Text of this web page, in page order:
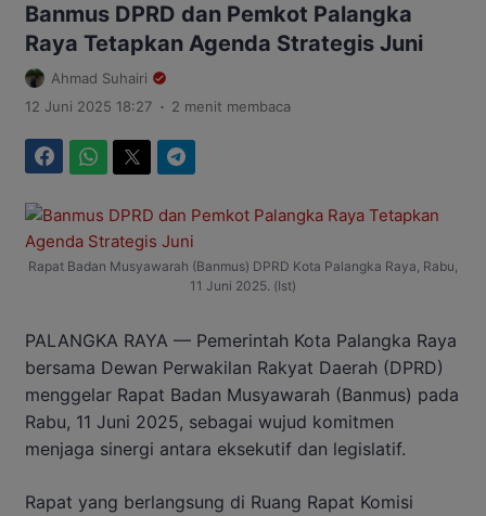
Banmus DPRD dan Pemkot Palangka
Raya Tetapkan Agenda Strategis Juni
Ahmad Suhairi
12 Juni 2025 18:27 . 2 menit membaca
Rapat Badan Musyawarah (Banmus) DPRD Kota Palangka Raya, Rabu,
11 Juni 2025. (Ist)
PALANGKA RAYA — Pemerintah Kota Palangka Raya
bersama Dewan Perwakilan Rakyat Daerah (DPRD)
menggelar Rapat Badan Musyawarah (Banmus) pada
Rabu, 11 Juni 2025, sebagai wujud komitmen
menjaga sinergi antara eksekutif dan legislatif.
Rapat yang berlangsung di Ruang Rapat Komisi